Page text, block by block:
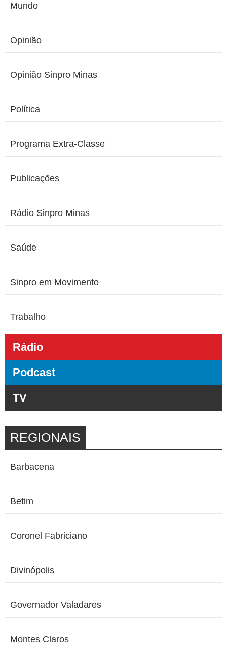
Mundo
Opinião
Opinião Sinpro Minas
Política
Programa Extra-Classe
Publicações
Rádio Sinpro Minas
Saúde
Sinpro em Movimento
Trabalho
Rádio
Podcast
TV
REGIONAIS
Barbacena
Betim
Coronel Fabriciano
Divinópolis
Governador Valadares
Montes Claros